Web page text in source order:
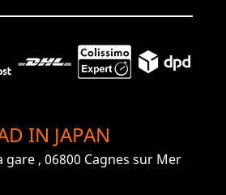
IN JAPAN
gare , 06800 Cagnes sur Mer